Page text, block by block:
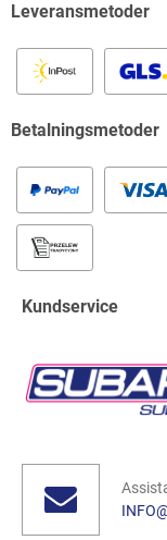
Leveransmetoder
Betalningsmetoder
Kundservice